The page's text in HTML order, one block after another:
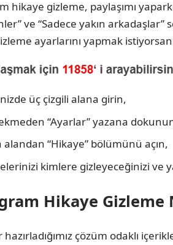
hikaye gizleme, paylaşımı
ve “Sadece yakın
ayarlarını yapmak
üç çizgili alana girin,
“Ayarlar” yazana
alandan “Hikaye” bölümünü açın,
kimlere gizleyeceğinizi ve
Hikaye Gizleme
çözüm odaklı